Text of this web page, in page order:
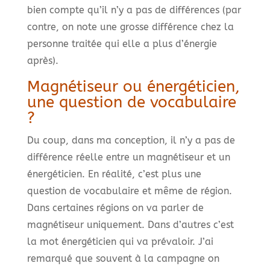
bien compte qu’il n’y a pas de différences (par
contre, on note une grosse différence chez la
personne traitée qui elle a plus d’énergie
après).
Magnétiseur ou énergéticien,
une question de vocabulaire
?
Du coup, dans ma conception, il n’y a pas de
différence réelle entre un magnétiseur et un
énergéticien. En réalité, c’est plus une
question de vocabulaire et même de région.
Dans certaines régions on va parler de
magnétiseur uniquement. Dans d’autres c’est
la mot énergéticien qui va prévaloir. J’ai
remarqué que souvent à la campagne on